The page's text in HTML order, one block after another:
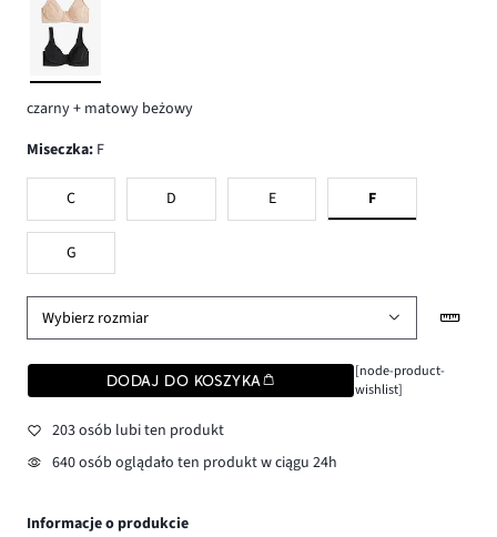
czarny + matowy beżowy
Miseczka: F
C D E F
G
Wybierz rozmiar
DODAJ DO KOSZYKA
[node-product-
wishlist]
203 osób lubi ten produkt
640 osób oglądało ten produkt w ciągu 24h
Informacje o produkcie